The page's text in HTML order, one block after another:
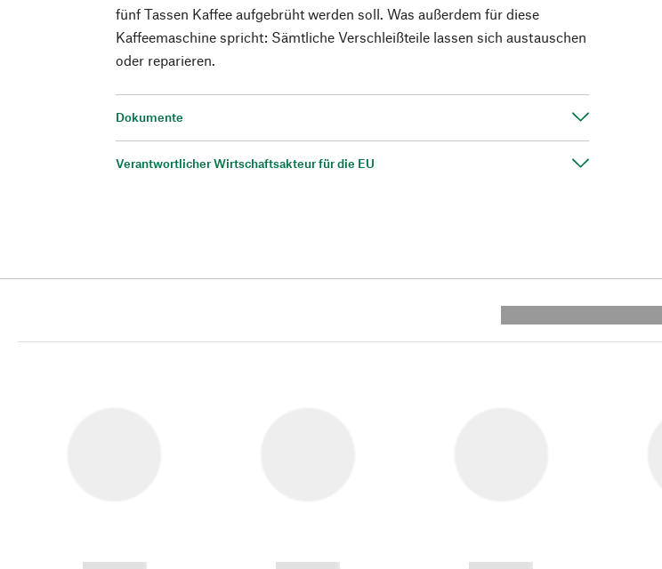
fünf Tassen Kaffee aufgebrüht werden soll. Was außerdem für diese
Kaffeemaschine spricht: Sämtliche Verschleißteile lassen sich austauschen
oder reparieren.
Dokumente
Verantwortlicher Wirtschaftsakteur für die EU